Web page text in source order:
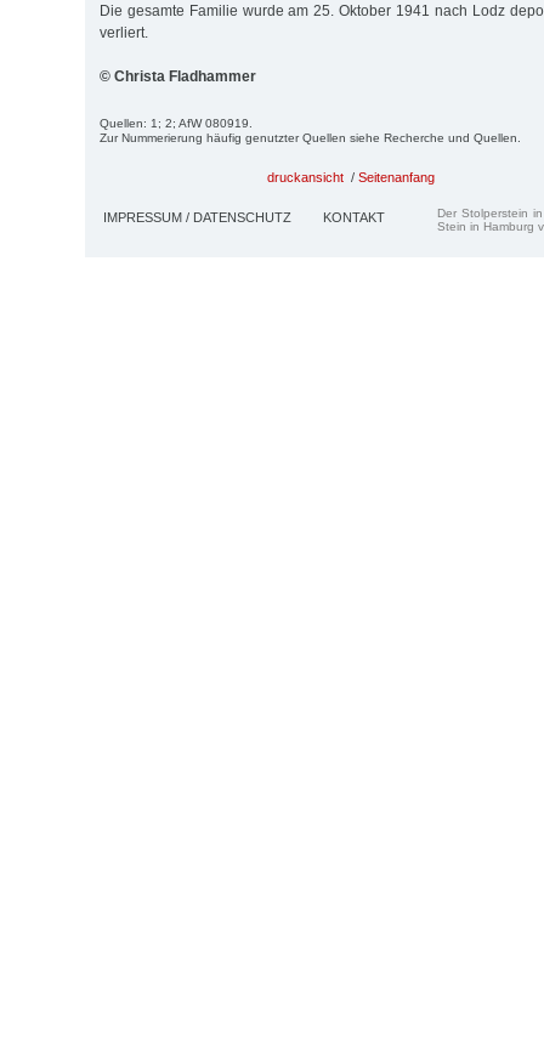
Die gesamte Familie wurde am 25. Oktober 1941 nach Lodz
verliert.
© Christa Fladhammer
Quellen: 1; 2; AfW 080919.
Zur Nummerierung häufig genutzter Quellen siehe Recherche und Quellen.
druckansicht / Seitenanfang
IMPRESSUM / DATENSCHUTZ KONTAKT
Der Stolperstein
Stein in Hamburg